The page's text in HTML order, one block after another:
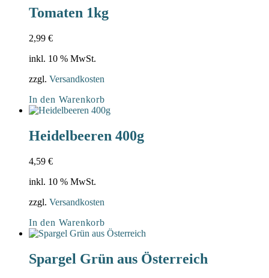
Tomaten 1kg
2,99 €
inkl. 10 % MwSt.
zzgl. Versandkosten
In den Warenkorb
Heidelbeeren 400g
4,59 €
inkl. 10 % MwSt.
zzgl. Versandkosten
In den Warenkorb
Spargel Grün aus Österreich